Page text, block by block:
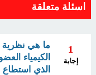
اسئلة متعلقة
1
إجابة
ما هي نظرية
الكيمياء
الذي